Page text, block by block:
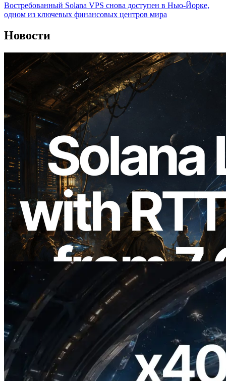
Востребованный Solana VPS снова доступен в Нью-Йорке,
одном из ключевых финансовых центров мира
Новости
2026.08.05
ERPC расширяет Solana Leader Slot
API измерением ping из 7 глобальных
регионов — также запущен Validators
Information API